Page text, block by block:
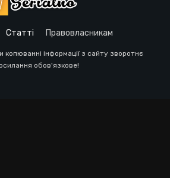
Статті Правовласникам
інформації з сайту зворотнє
обов'язкове!